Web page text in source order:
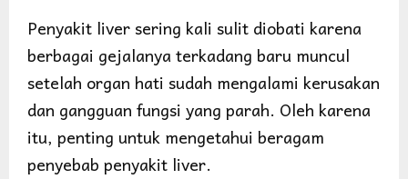
Penyakit liver sering kali sulit diobati karena
berbagai gejalanya terkadang baru muncul
setelah organ hati sudah mengalami kerusakan
dan gangguan fungsi yang parah. Oleh karena
itu, penting untuk mengetahui beragam
penyebab penyakit liver.